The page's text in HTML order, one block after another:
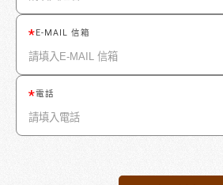
E-MAIL 信箱
電話